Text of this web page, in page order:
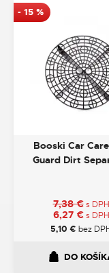
- 15 %
Booski Car
Guard Dirt
7,38€ s DPH
6,27 € s DPH
5,10 € bez
DO